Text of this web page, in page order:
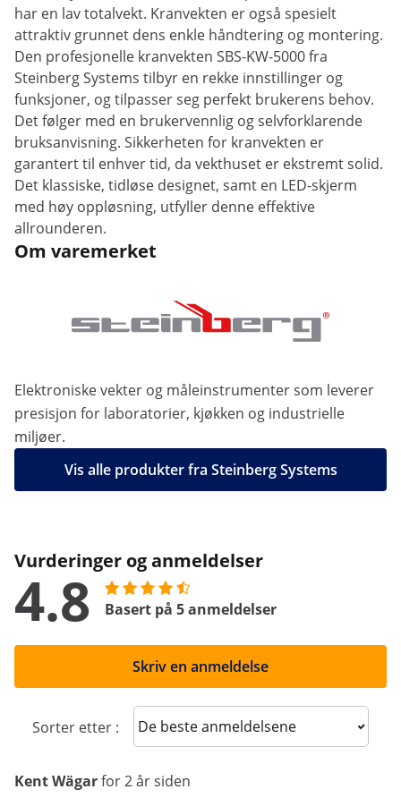
har en lav totalvekt. Kranvekten er også spesielt
attraktiv grunnet dens enkle håndtering og montering.
Den profesjonelle kranvekten SBS-KW-5000 fra
Steinberg Systems tilbyr en rekke innstillinger og
funksjoner, og tilpasser seg perfekt brukerens behov.
Det følger med en brukervennlig og selvforklarende
bruksanvisning. Sikkerheten for kranvekten er
garantert til enhver tid, da vekthuset er ekstremt solid.
Det klassiske, tidløse designet, samt en LED-skjerm
med høy oppløsning, utfyller denne effektive
allrounderen.
Om varemerket
Elektroniske vekter og måleinstrumenter som leverer
presisjon for laboratorier, kjøkken og industrielle
miljøer.
Vis alle produkter fra Steinberg Systems
Vurderinger og anmeldelser
4.8 Basert på 5 anmeldelser
Skriv en anmeldelse
Sorter etter : Sort reviews
Kent Wägarfor 2 år siden